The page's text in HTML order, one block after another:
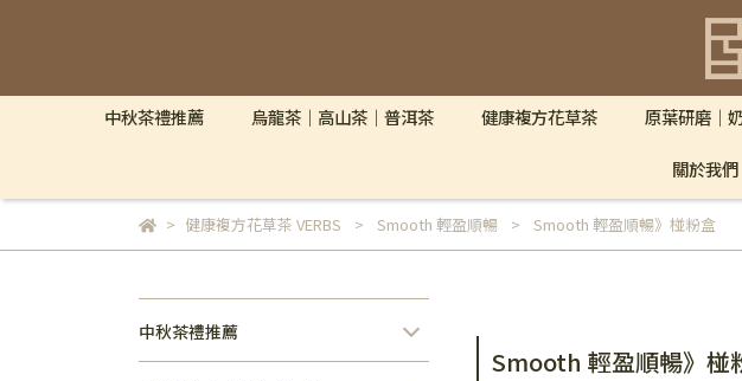
中秋茶禮推薦 烏龍茶｜高山茶｜普洱茶 健康複方花草茶 原葉研磨｜
關於我們
健康複方花草茶 VERBS Smooth 輕盈順暢 Smooth 輕盈順暢》椪粉盒
中秋茶禮推薦
Smooth 輕盈順暢》椪